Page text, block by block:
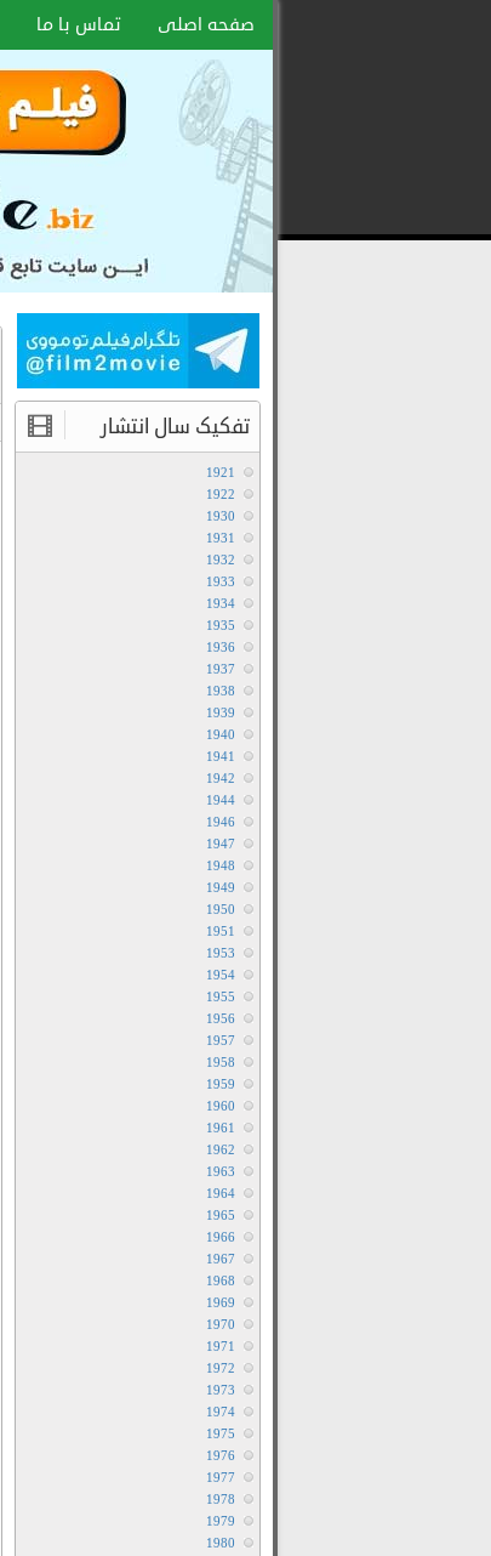
صفحه اصلی تماس با ما
تفکیک سال انتشار
1921
1922
1930
1931
1932
1933
1934
1935
1936
1937
1938
1939
1940
1941
1942
1944
1946
1947
1948
1949
1950
1951
1953
1954
1955
1956
1957
1958
1959
1960
1961
1962
1963
1964
1965
1966
1967
1968
1969
1970
1971
1972
1973
1974
1975
1976
1977
1978
1979
1980